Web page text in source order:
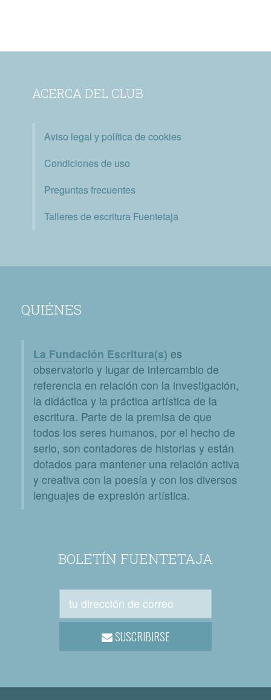
ACERCA DEL CLUB
Aviso legal y política de cookies
Condiciones de uso
Preguntas frecuentes
Talleres de escritura Fuentetaja
QUIÉNES
La Fundación Escritura(s) es
observatorio y lugar de intercambio de
referencia en relación con la investigación,
la didáctica y la práctica artística de la
escritura. Parte de la premisa de que
todos los seres humanos, por el hecho de
serlo, son contadores de historias y están
dotados para mantener una relación activa
y creativa con la poesía y con los diversos
lenguajes de expresión artística.
BOLETÍN FUENTETAJA
SUSCRIBIRSE